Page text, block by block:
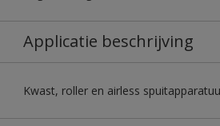
Applicatie beschrijving
Kwast, roller en airless